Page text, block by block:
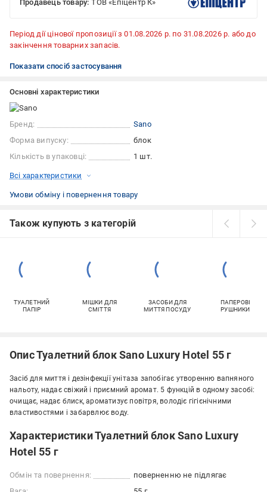
Продавець товару: ТОВ «Епіцентр К»
Період дії цінової пропозиції з 01.08.2026 р. по 31.08.2026 р. або до
закінчення товарних запасів.
Показати спосіб застосування
Основні характеристики
Бренд:
Sano
Форма випуску:
блок
Кількість в упаковці:
1 шт.
Всі характеристики
Умови обміну і повернення товару
Також купують з категорій
ТУАЛЕТНИЙ
ПАПІР
МІШКИ ДЛЯ
СМІТТЯ
ЗАСОБИ ДЛЯ
МИТТЯ ПОСУДУ
ПАПЕРОВІ
РУШНИКИ
Опис Туалетний блок Sano Luxury Hotel 55 г
Засіб для миття і дезінфекції унітаза запобігає утворенню вапняного
нальоту, надає свіжий і приємний аромат. 5 функцій в одному засобі:
очищає, надає блиск, ароматизує повітря, володіє гігієнічними
властивостями і забарвлює воду.
Характеристики Туалетний блок Sano Luxury
Hotel 55 г
Обмін та повернення:
поверненню не підлягає